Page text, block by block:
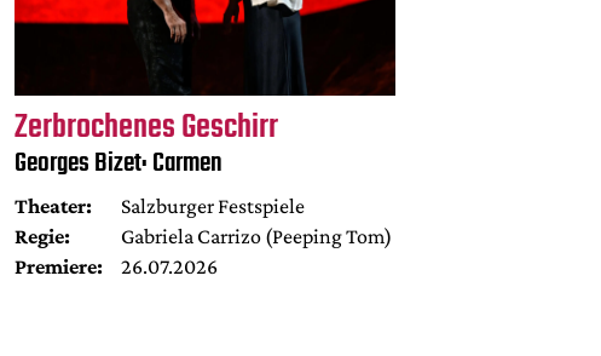
Zerbrochenes Geschirr
Georges Bizet: Carmen
Theater:
Salzburger Festspiele
Regie:
Gabriela Carrizo (Peeping Tom)
Premiere:
26.07.2026